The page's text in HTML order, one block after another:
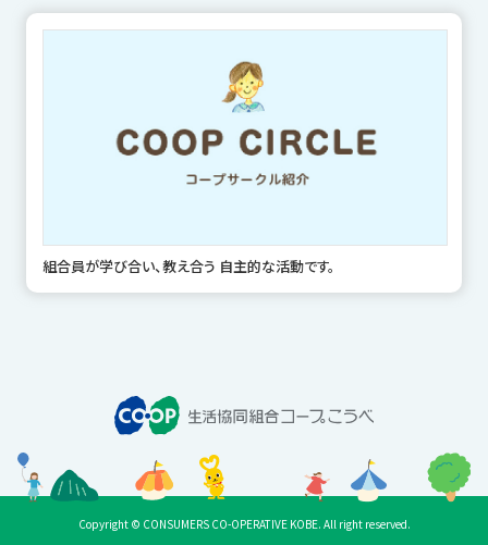
組合員が学び合い、教え合う 自主的な活動です。
Copyright © CONSUMERS CO-OPERATIVE KOBE. All right reserved.